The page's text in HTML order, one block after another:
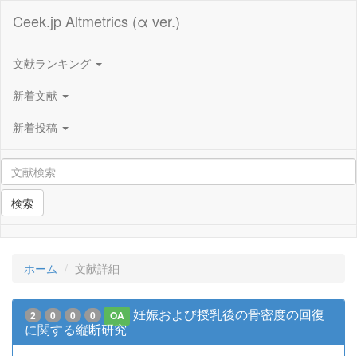
Ceek.jp Altmetrics (α ver.)
文献ランキング
新着文献
新着投稿
検索
ホーム 文献詳細
2 0 0 0 OA
妊娠および授乳後の骨密度の回復
に関する縦断研究